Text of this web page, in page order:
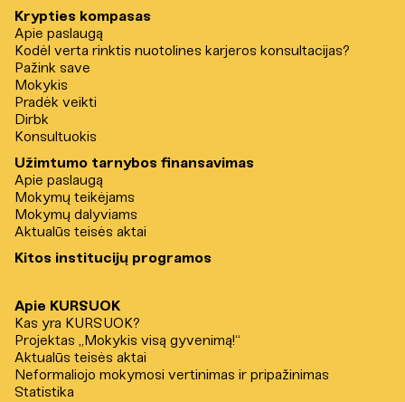
Krypties kompasas
Apie paslaugą
Kodėl verta rinktis nuotolines karjeros konsultacijas?
Pažink save
Mokykis
Pradėk veikti
Dirbk
Konsultuokis
Užimtumo tarnybos finansavimas
Apie paslaugą
Mokymų teikėjams
Mokymų dalyviams
Aktualūs teisės aktai
Kitos institucijų programos
Apie KURSUOK
Kas yra KURSUOK?
Projektas „Mokykis visą gyvenimą!“
Aktualūs teisės aktai
Neformaliojo mokymosi vertinimas ir pripažinimas
Statistika